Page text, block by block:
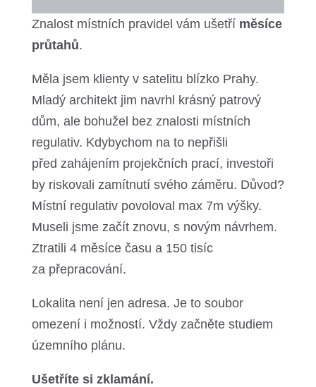
Znalost místních pravidel vám ušetří měsíce
průtahů.
Měla jsem klienty v satelitu blízko Prahy.
Mladý architekt jim navrhl krásný patrový
dům, ale bohužel bez znalosti místních
regulativ. Kdybychom na to nepřišli
před zahájením projekčních prací, investoři
by riskovali zamítnutí svého záměru. Důvod?
Místní regulativ povoloval max 7m výšky.
Museli jsme začít znovu, s novým návrhem.
Ztratili 4 měsíce času a 150 tisíc
za přepracování.
Lokalita není jen adresa. Je to soubor
omezení i možností. Vždy začněte studiem
územního plánu.
Ušetříte si zklamání.